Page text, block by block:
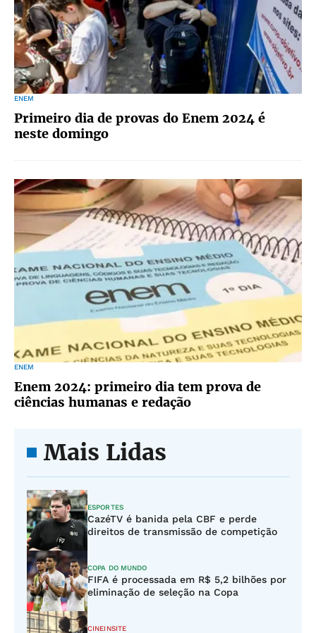
ENEM
Primeiro dia de provas do Enem 2024 é
neste domingo
ENEM
Enem 2024: primeiro dia tem prova de
ciências humanas e redação
Mais Lidas
ESPORTES
CazéTV é banida pela CBF e perde
direitos de transmissão de competição
COPA DO MUNDO
FIFA é processada em R$ 5,2 bilhões por
eliminação de seleção na Copa
CINEINSITE